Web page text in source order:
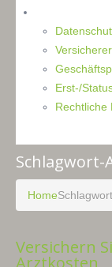
Erst-/
Rechtliche
Schlagwort-
Home
Versichern
Arztkosten